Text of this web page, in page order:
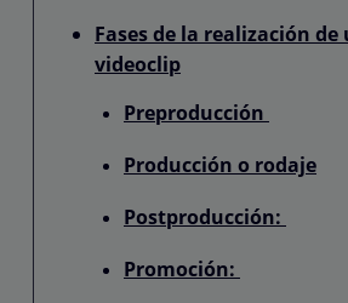
Fases de la realización de
videoclip
Preproducción
Producción o rodaje
Postproducción:
Promoción: